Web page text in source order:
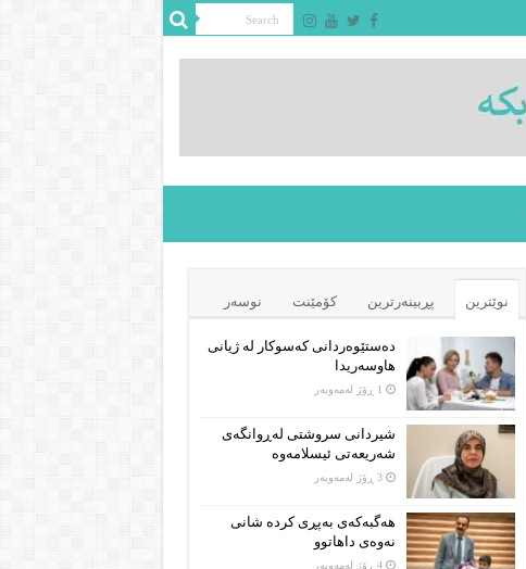
نوێترین پڕبینەرترین کۆمێنت نوسەر
دەستێوەردانی کەسوکار لە ژیانی
هاوسەریدا
1 ڕۆژ لەمەوبەر
شیردانی سروشتی لەڕوانگەی
شەریعەتی ئیسلامەوە
3 ڕۆژ لەمەوبەر
هەگبەکەی بەپڕی کردە شانی
نەوەی داهاتوو
4 ڕۆژ لەمەوبەر